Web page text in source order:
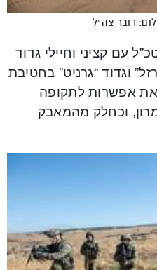
דובר צה”ל
עם קציני וחיילי גדוד
וגדוד “גרניט” בחטיבת
אפשרות לתקופה
וכחלק מהמאבק